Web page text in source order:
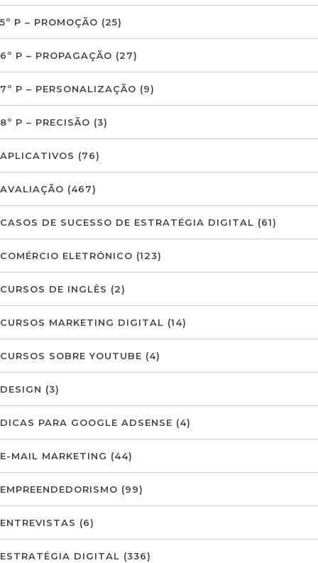
5º P – PROMOÇÃO (25)
6º P – PROPAGAÇÃO (27)
7º P – PERSONALIZAÇÃO (9)
8º P – PRECISÃO (3)
APLICATIVOS (76)
AVALIAÇÃO (467)
CASOS DE SUCESSO DE ESTRATÉGIA DIGITAL (61)
COMÉRCIO ELETRÓNICO (123)
CURSOS DE INGLÊS (2)
CURSOS MARKETING DIGITAL (14)
CURSOS SOBRE YOUTUBE (4)
DESIGN (3)
DICAS PARA GOOGLE ADSENSE (4)
E-MAIL MARKETING (44)
EMPREENDEDORISMO (99)
ENTREVISTAS (6)
ESTRATÉGIA DIGITAL (336)